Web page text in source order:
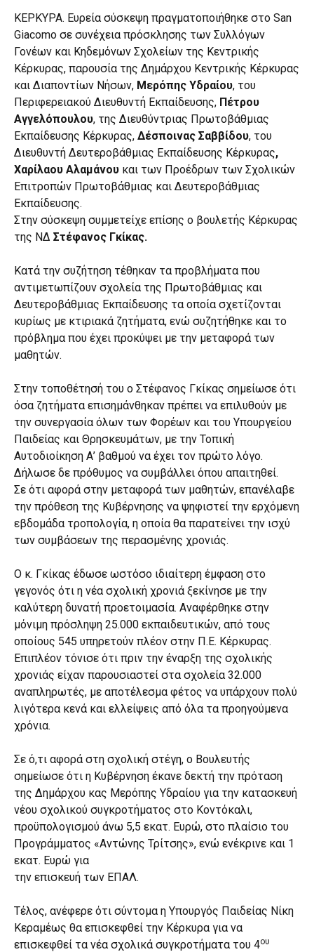
ΚΕΡΚΥΡΑ. Ευρεία σύσκεψη πραγματοποιήθηκε στο San
Giacomo σε συνέχεια πρόσκλησης των Συλλόγων
Γονέων και Κηδεμόνων Σχολείων της Κεντρικής
Κέρκυρας, παρουσία της Δημάρχου Κεντρικής Κέρκυρας
και Διαποντίων Νήσων, Μερόπης Υδραίου, του
Περιφερειακού Διευθυντή Εκπαίδευσης, Πέτρου
Αγγελόπουλου, της Διευθύντριας Πρωτοβάθμιας
Εκπαίδευσης Κέρκυρας, Δέσποινας Σαββίδου, του
Διευθυντή Δευτεροβάθμιας Εκπαίδευσης Κέρκυρας,
Χαρίλαου Αλαμάνου και των Προέδρων των Σχολικών
Επιτροπών Πρωτοβάθμιας και Δευτεροβάθμιας
Εκπαίδευσης.
Στην σύσκεψη συμμετείχε επίσης ο βουλετής Κέρκυρας
της ΝΔ Στέφανος Γκίκας.
Κατά την συζήτηση τέθηκαν τα προβλήματα που
αντιμετωπίζουν σχολεία της Πρωτοβάθμιας και
Δευτεροβάθμιας Εκπαίδευσης τα οποία σχετίζονται
κυρίως με κτιριακά ζητήματα, ενώ συζητήθηκε και το
πρόβλημα που έχει προκύψει με την μεταφορά των
μαθητών.
Στην τοποθέτησή του ο Στέφανος Γκίκας σημείωσε ότι
όσα ζητήματα επισημάνθηκαν πρέπει να επιλυθούν με
την συνεργασία όλων των Φορέων και του Υπουργείου
Παιδείας και Θρησκευμάτων, με την Τοπική
Αυτοδιοίκηση Α’ βαθμού να έχει τον πρώτο λόγο.
Δήλωσε δε πρόθυμος να συμβάλλει όπου απαιτηθεί.
Σε ότι αφορά στην μεταφορά των μαθητών, επανέλαβε
την πρόθεση της Κυβέρνησης να ψηφιστεί την ερχόμενη
εβδομάδα τροπολογία, η οποία θα παρατείνει την ισχύ
των συμβάσεων της περασμένης χρονιάς.
Ο κ. Γκίκας έδωσε ωστόσο ιδιαίτερη έμφαση στο
γεγονός ότι η νέα σχολική χρονιά ξεκίνησε με την
καλύτερη δυνατή προετοιμασία. Αναφέρθηκε στην
μόνιμη πρόσληψη 25.000 εκπαιδευτικών, από τους
οποίους 545 υπηρετούν πλέον στην Π.Ε. Κέρκυρας.
Επιπλέον τόνισε ότι πριν την έναρξη της σχολικής
χρονιάς είχαν παρουσιαστεί στα σχολεία 32.000
αναπληρωτές, με αποτέλεσμα φέτος να υπάρχουν πολύ
λιγότερα κενά και ελλείψεις από όλα τα προηγούμενα
χρόνια.
Σε ό,τι αφορά στη σχολική στέγη, ο Βουλευτής
σημείωσε ότι η Κυβέρνηση έκανε δεκτή την πρόταση
της Δημάρχου κας Μερόπης Υδραίου για την κατασκευή
νέου σχολικού συγκροτήματος στο Κοντόκαλι,
προϋπολογισμού άνω 5,5 εκατ. Ευρώ, στο πλαίσιο του
Προγράμματος «Αντώνης Τρίτσης», ενώ ενέκρινε και 1
εκατ. Ευρώ για
την επισκευή των ΕΠΑΛ.
Τέλος, ανέφερε ότι σύντομα η Υπουργός Παιδείας Νίκη
Κεραμέως θα επισκεφθεί την Κέρκυρα για να
επισκεφθεί τα νέα σχολικά συγκροτήματα του 4ου